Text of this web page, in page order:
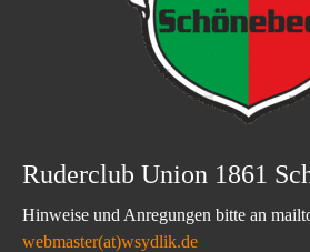
Ruderclub Union 1861
Hinweise und Anregungen bitte an
webmaster(at)wsydlik.de